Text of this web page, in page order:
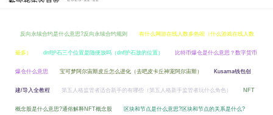
反向永续合约是什么意思?反向永续合约规则 有什么网游在线人数多热闹（什么游戏在线人数
最多） dnf护石三个位置是随便放吗（dnf护石放的位置） 比特币爆仓是什么意思？数字货币
爆仓什么意思 宝可梦阿尔宙斯皮丘怎么进化（去吧皮卡丘神宠阿尔宙斯） Kusama钱包创
建/导入全教程 第五人格监管者适合新手的有哪些（第五人格新手监管者玩什么角色） NFT
概念股是什么意思?通俗解释NFT概念股 区块和节点是什么意思?区块和节点的关系是什么?